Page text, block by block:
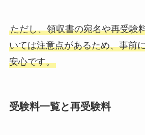
ただし、領収書の宛名や再受験
いては注意点があるため、事前
安心です。
受験料一覧と再受験料